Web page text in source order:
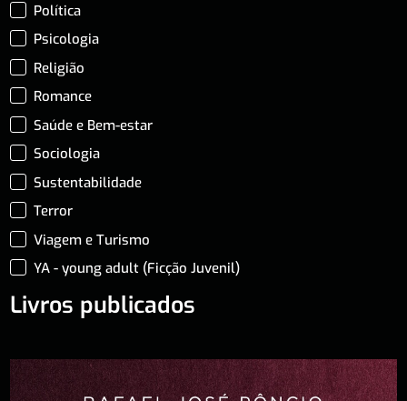
Política
Psicologia
Religião
Romance
Saúde e Bem-estar
Sociologia
Sustentabilidade
Terror
Viagem e Turismo
YA - young adult (Ficção Juvenil)
Livros publicados